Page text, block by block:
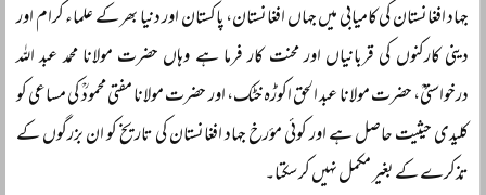
جہاد افغانستان کی کامیابی میں جہاں افغانستان، پاکستان اور دنیا بھر کے علماء کرام اور
دینی کارکنوں کی قربانیاں اور محنت کار فرما ہے وہاں حضرت مولانا محمد عبد اللہ
درخواستیؒ، حضرت مولانا عبد الحق اکوڑہ خٹک، اور حضرت مولانا مفتی محمودؒ کی مساعی کو
کلیدی حیثیت حاصل ہے اور کوئی مؤرخ جہاد افغانستان کی تاریخ کو ان بزرگوں کے
تذکرے کے بغیر مکمل نہیں کر سکتا۔